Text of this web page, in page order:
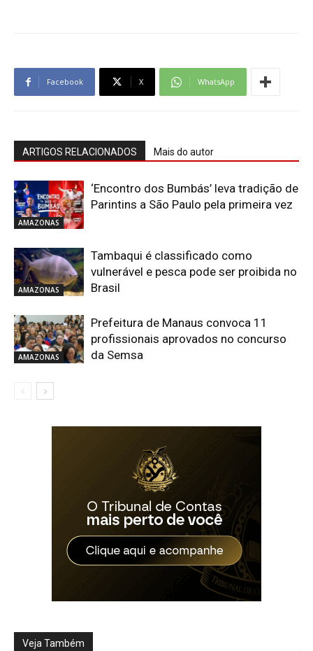
Facebook X WhatsApp
ARTIGOS RELACIONADOS Mais do autor
AMAZONAS
‘Encontro dos Bumbás’ leva tradição de
Parintins a São Paulo pela primeira vez
AMAZONAS
Tambaqui é classificado como
vulnerável e pesca pode ser proibida no
Brasil
AMAZONAS
Prefeitura de Manaus convoca 11
profissionais aprovados no concurso
da Semsa
Veja Também